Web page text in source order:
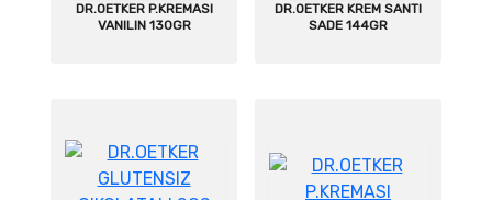
DR.OETKER P.KREMASI
VANILIN 130GR
DR.OETKER KREM SANTI
SADE 144GR